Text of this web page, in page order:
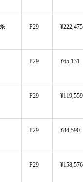
P29 ¥222,475
P29 ¥65,131
P29 ¥119,559
P29 ¥84,590
P29 ¥158,576